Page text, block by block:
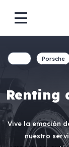
Renting
Vive la emoción
nuestro
Porsche